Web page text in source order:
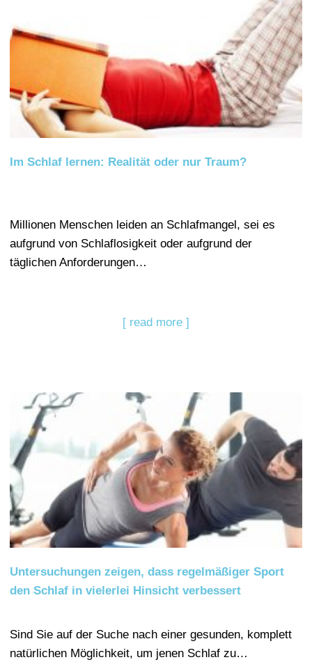
Im Schlaf lernen: Realität oder nur Traum?
Millionen Menschen leiden an Schlafmangel, sei es
aufgrund von Schlaflosigkeit oder aufgrund der
täglichen Anforderungen…
[ read more ]
Untersuchungen zeigen, dass regelmäßiger Sport
den Schlaf in vielerlei Hinsicht verbessert
Sind Sie auf der Suche nach einer gesunden, komplett
natürlichen Möglichkeit, um jenen Schlaf zu…